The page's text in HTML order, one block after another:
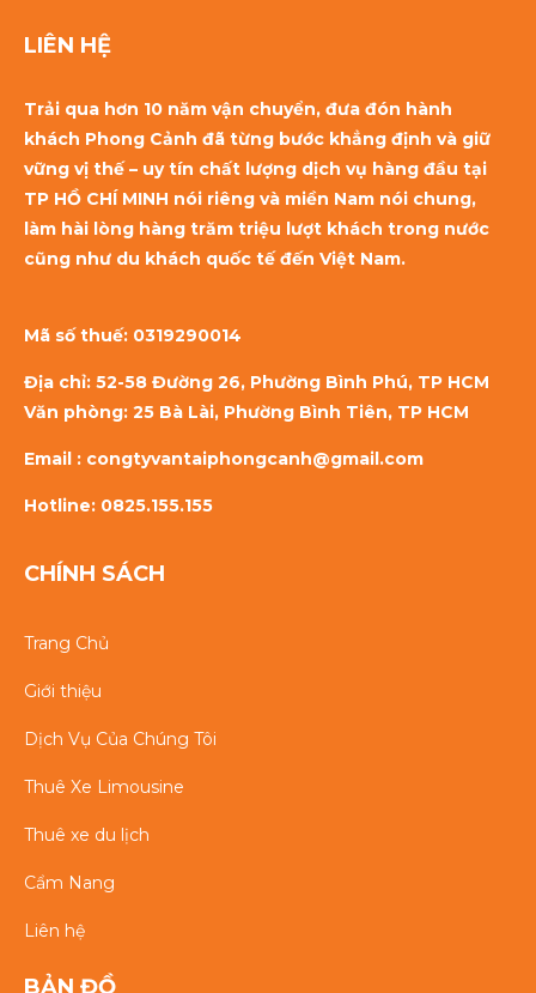
LIÊN HỆ
Trải qua hơn 10 năm vận chuyển, đưa đón hành
khách Phong Cảnh đã từng bước khẳng định và giữ
vững vị thế – uy tín chất lượng dịch vụ hàng đầu tại
TP HỒ CHÍ MINH nói riêng và miền Nam nói chung,
làm hài lòng hàng trăm triệu lượt khách trong nước
cũng như du khách quốc tế đến Việt Nam.
Mã số thuế: 0319290014
Địa chỉ: 52-58 Đường 26, Phường Bình Phú, TP HCM
Văn phòng: 25 Bà Lài, Phường Bình Tiên, TP HCM
Email : congtyvantaiphongcanh@gmail.com
Hotline: 0825.155.155
CHÍNH SÁCH
Trang Chủ
Giới thiệu
Dịch Vụ Của Chúng Tôi
Thuê Xe Limousine
Thuê xe du lịch
Cẩm Nang
Liên hệ
BẢN ĐỒ